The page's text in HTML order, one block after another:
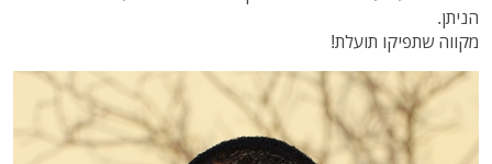
הניתן.
מקווה שתפיקו תועלת!